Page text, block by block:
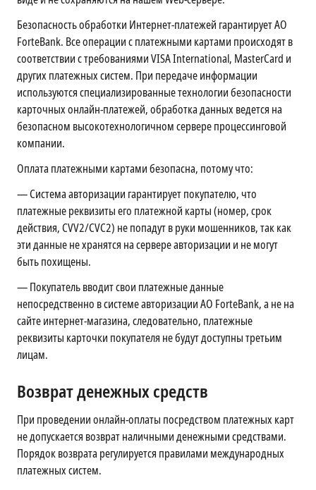
Безопасность обработки Интернет-платежей гарантирует АО
ForteBank. Все операции с платежными картами происходят в
соответствии с требованиями VISA International, MasterCard и
других платежных систем. При передаче информации
используются специализированные технологии безопасности
карточных онлайн-платежей, обработка данных ведется на
безопасном высокотехнологичном сервере процессинговой
компании.
Оплата платежными картами безопасна, потому что:
—Система авторизации гарантирует покупателю, что
платежные реквизиты его платежной карты (номер, срок
действия, CVV2/CVC2) не попадут в руки мошенников, так как
эти данные не хранятся на сервере авторизации и не могут
быть похищены.
—Покупатель вводит свои платежные данные
непосредственно в системе авторизации АО ForteBank, а не на
сайте интернет-магазина, следовательно, платежные
реквизиты карточки покупателя не будут доступны третьим
лицам.
Возврат денежных средств
При проведении онлайн-оплаты посредством платежных карт
не допускается возврат наличными денежными средствами.
Порядок возврата регулируется правилами международных
платежных систем.